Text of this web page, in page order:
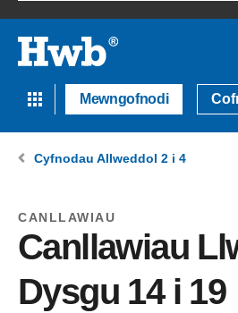
Mewngofnodi
Cyfnodau Allweddol 2 i 4
CANLLAWIAU
Canllawiau
Dysgu 14 i 19